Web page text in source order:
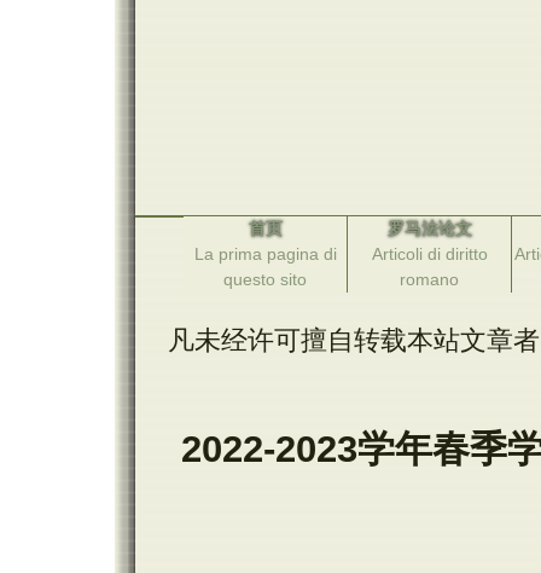
首页
La prima pagina di
questo sito
罗马法论文
Articoli di diritto
romano
凡未经许可擅自转载本站文章
2022-2023学年春季